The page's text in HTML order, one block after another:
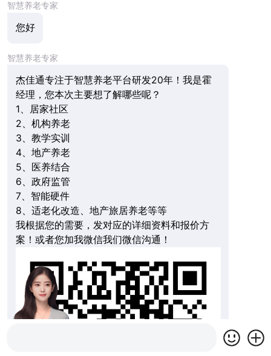
智慧养老专家
您好
智慧养老专家
杰佳通专注于智慧养老平台研发20年！我是霍
经理，您本次主要想了解哪些呢？
1、居家社区
2、机构养老
3、教学实训
4、地产养老
5、医养结合
6、政府监管
7、智能硬件
8、适老化改造、地产旅居养老等等
我根据您的需要，发对应的详细资料和报价方
案！或者您加我微信我们微信沟通！